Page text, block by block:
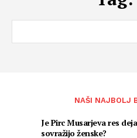
NAŠI NAJBOLJ
Je Pirc Musarjeva res
sovražijo ženske?